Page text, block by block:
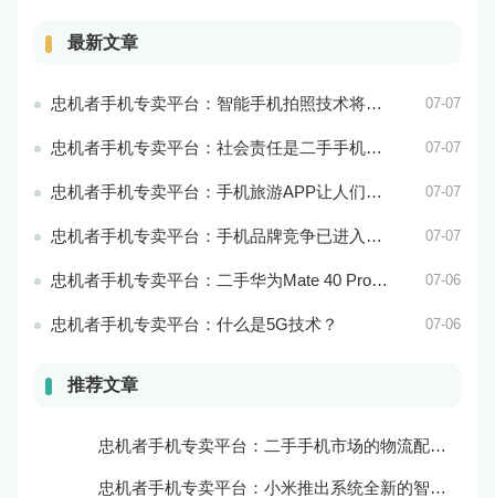
最新文章
忠机者手机专卖平台：智能手机拍照技术将不断升级，成为手机行业的重要趋势 07-07
忠机者手机专卖平台：社会责任是二手手机市场的使命和价值所在 07-07
忠机者手机专卖平台：手机旅游APP让人们轻松出行 07-07
忠机者手机专卖平台：手机品牌竞争已进入新阶段 07-07
忠机者手机专卖平台：二手华为Mate 40 Pro市场价格持续下跌 07-06
忠机者手机专卖平台：什么是5G技术？ 07-06
推荐文章
忠机者手机专卖平台：二手手机市场的物流配送和出售方式
忠机者手机专卖平台：小米推出系统全新的智能厨房